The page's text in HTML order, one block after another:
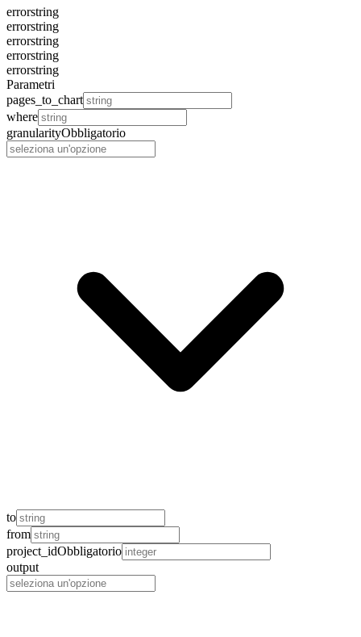
errorstring
errorstring
errorstring
errorstring
errorstring
Parametri
pages_to_chart
where
granularityObbligatorio
to
from
project_idObbligatorio
output